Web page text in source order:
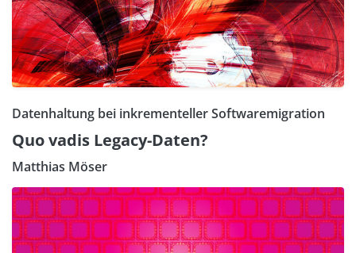
Datenhaltung bei inkrementeller Softwaremigration
Quo vadis Legacy-Daten?
Matthias Möser